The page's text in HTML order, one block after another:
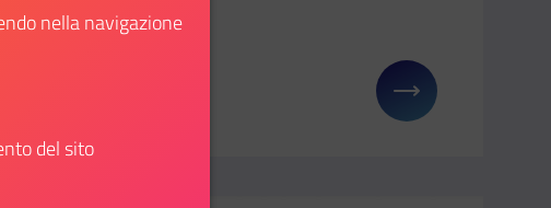
su: Il Dipartimento al Salone Internazionale del Libro
Il link ti porterà ad avere maggiori dettagli su:
nella navigazione
del sito